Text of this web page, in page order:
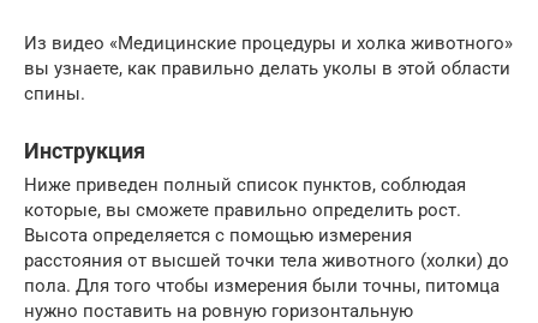
Из видео «Медицинские процедуры и холка животного»
вы узнаете, как правильно делать уколы в этой области
спины.
Инструкция
Ниже приведен полный список пунктов, соблюдая
которые, вы сможете правильно определить рост.
Высота определяется с помощью измерения
расстояния от высшей точки тела животного (холки) до
пола. Для того чтобы измерения были точны, питомца
нужно поставить на ровную горизонтальную